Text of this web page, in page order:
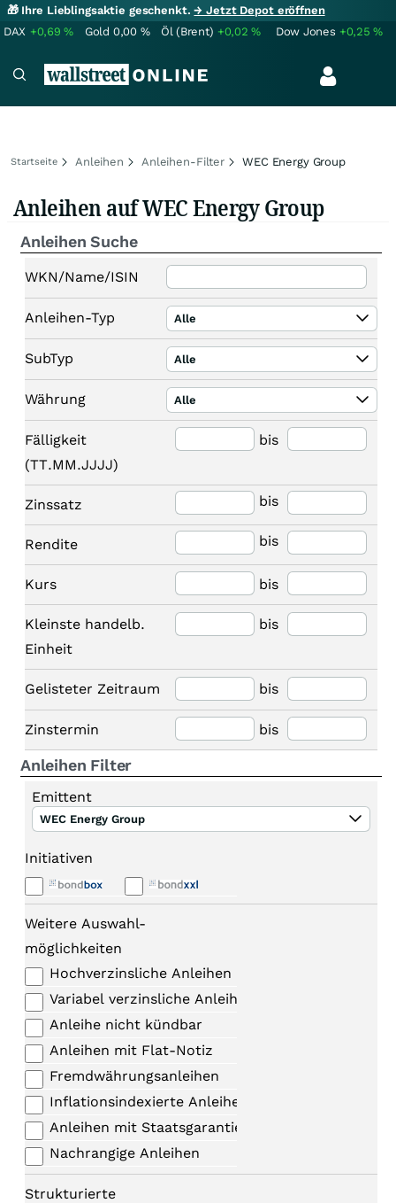
🎁 Ihre Lieblingsaktie geschenkt.→ Jetzt Depot eröffnen
DAX +0,69% Gold 0,00 % Öl (Brent) +0,02% Dow Jones +0,25%
Startseite Anleihen Anleihen-Filter WEC Energy Group
Anleihen auf WEC Energy Group
Anleihen Suche
WKN/Name/ISIN
Anleihen-Typ Alle
SubTyp Alle
Währung Alle
Fälligkeit
(TT.MM.JJJJ)
bis
Zinssatz bis
Rendite bis
Kurs bis
Kleinste handelb.
Einheit
bis
Gelisteter Zeitraum bis
Zinstermin bis
Anleihen Filter
Emittent
WEC Energy Group
Initiativen
Weitere Auswahl-
möglichkeiten
Hochverzinsliche Anleihen
Variabel verzinsliche Anleihen
Anleihe nicht kündbar
Anleihen mit Flat-Notiz
Fremdwährungsanleihen
Inflationsindexierte Anleihen
Anleihen mit Staatsgarantie
Nachrangige Anleihen
Strukturierte